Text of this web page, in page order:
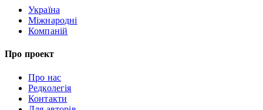
Україна
Міжнародні
Компаній
Про проект
Про нас
Редколегія
Контакти